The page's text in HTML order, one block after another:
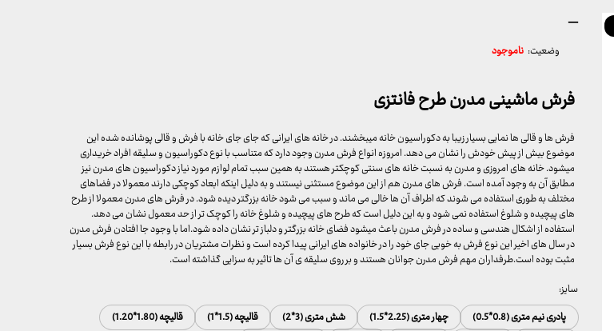
–محدوده
قیمت:
799,000 تومان
15,899,000 تومان
وضعیت: ناموجود
فرش ماشینی مدرن طرح فانتزی
فرش ها و قالی ها نمایی بسیار زیبا به دکوراسیون خانه میبخشند. در خانه های ایرانی که جای جای خانه با فرش و قالی پوشانده شده این
موضوع بیش از پیش خودش را نشان می دهد. امروزه انواع فرش مدرن وجود دارد که متناسب با نوع دکوراسیون و سلیقه افراد خریداری
میشود. خانه های امروزی و مدرن به نسبت خانه های سنتی کوچکتر هستند به همین سبب تمام لوازم مورد نیاز دکوراسیون های مدرن نیز
مطابق آن به وجود آمده است. فرش های مدرن هم از این موضوع مستثنی نیستند و به دلیل اینکه ابعاد کوچکی دارند معمولا در فضاهای
مختلف به طوری استفاده می شوند که اطراف آن ها خالی می ماند و سبب می شود خانه بزرگتر دیده شود. در فرش های مدرن معمولا از طرح
های پیچیده و شلوغ استفاده نمی شود و به این دلیل است که طرح های پیچیده و شلوغ خانه را کوچک تر از حد معمول نشان می دهد.
استفاده از اشکال هندسی و ساده در فرش مدرن باعث میشود فضای خانه بزرگتر و دلباز تر نشان داده شود.اما با وجود جا افتادن فرش مدرن
در سال های اخیر این نوع فرش به خوبی جای خود را در خانواده های ایرانی پیدا کرده است و نظرات مشتریان در رابطه با این نوع فرش بسیار
مثبت بوده است.طرفداران مهم فرش مدرن جوانان هستند و بر روی سلیقه ی آن ها تاثیر به سزایی گذاشته است.
سایز:
پادری نیم متری (0.8*0.5)
چهار متری (2.25*1.5) شش متری (3*2) قالیچه (1.5*1)
قالیچه (1.80*1.20)